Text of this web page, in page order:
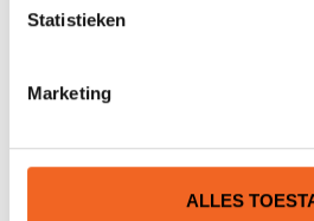
Statistieken
Marketing
ALLES
AQUA DESIGN LUCHTZAK